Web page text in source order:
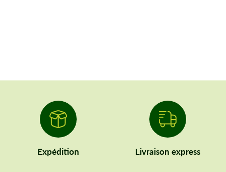
Expédition Livraison express